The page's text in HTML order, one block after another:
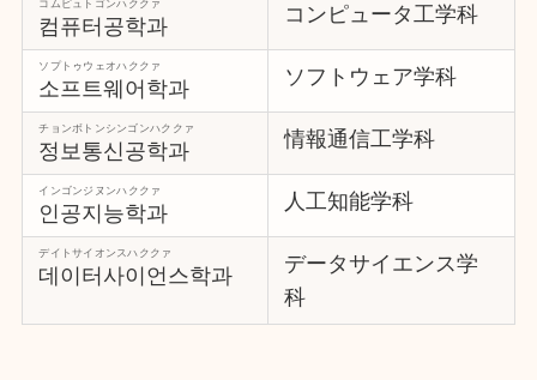
컴퓨터공학과
コムピュトゴンハククァ コンピュータ工学科
소프트웨어학과
ソプトゥウェオハククァ ソフトウェア学科
정보통신공학과
チョンボトンシンゴンハククァ 情報通信工学科
인공지능학과
インゴンジヌンハククァ 人工知能学科
데이터사이언스학과
デイトサイオンスハククァ
データサイエンス学
科